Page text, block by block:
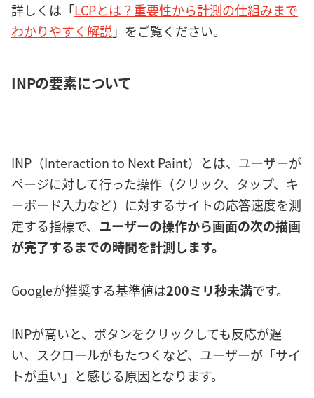
詳しくは「LCPとは？重要性から計測の仕組みまで
わかりやすく解説」をご覧ください。
INPの要素について
INP（Interaction to Next Paint）とは、ユーザーが
ページに対して行った操作（クリック、タップ、キ
ーボード入力など）に対するサイトの応答速度を測
定する指標で、 ユーザーの操作から画面の次の描画
が完了するまでの時間を計測します。
Googleが推奨する基準値は200ミリ秒未満です。
INPが高いと、ボタンをクリックしても反応が遅
い、スクロールがもたつくなど、ユーザーが「サイ
トが重い」と感じる原因となります。